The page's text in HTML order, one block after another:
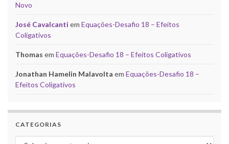
Novo
José Cavalcanti em Equações-Desafio 18 – Efeitos
Coligativos
Thomas em Equações-Desafio 18 – Efeitos Coligativos
Jonathan Hamelin Malavolta em Equações-Desafio 18 –
Efeitos Coligativos
CATEGORIAS
Categorias